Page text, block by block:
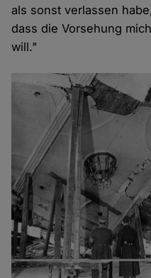
als sonst verlassen
dass die Vorsehung
will."